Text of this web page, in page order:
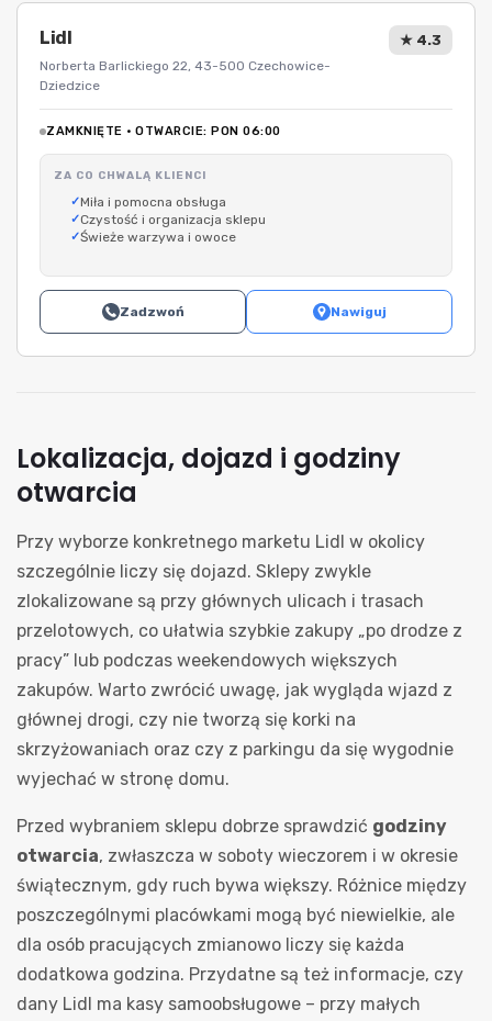
Lidl
Norberta Barlickiego 22, 43-500 Czechowice-
Dziedzice
★ 4.3
ZAMKNIĘTE · OTWARCIE: PON 06:00
ZA CO CHWALĄ KLIENCI
Miła i pomocna obsługa
Czystość i organizacja sklepu
Świeże warzywa i owoce
Zadzwoń Nawiguj
Lokalizacja, dojazd i godziny
otwarcia
Przy wyborze konkretnego marketu Lidl w okolicy
szczególnie liczy się dojazd. Sklepy zwykle
zlokalizowane są przy głównych ulicach i trasach
przelotowych, co ułatwia szybkie zakupy „po drodze z
pracy” lub podczas weekendowych większych
zakupów. Warto zwrócić uwagę, jak wygląda wjazd z
głównej drogi, czy nie tworzą się korki na
skrzyżowaniach oraz czy z parkingu da się wygodnie
wyjechać w stronę domu.
Przed wybraniem sklepu dobrze sprawdzić godziny
otwarcia, zwłaszcza w soboty wieczorem i w okresie
świątecznym, gdy ruch bywa większy. Różnice między
poszczególnymi placówkami mogą być niewielkie, ale
dla osób pracujących zmianowo liczy się każda
dodatkowa godzina. Przydatne są też informacje, czy
dany Lidl ma kasy samoobsługowe – przy małych